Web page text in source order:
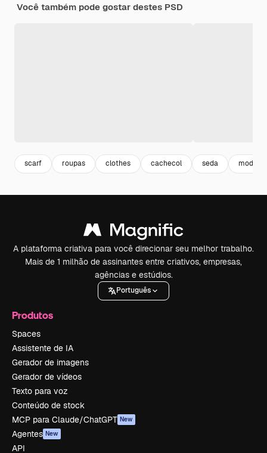
Você também pode gostar destes PSD
scarf roupas clothes cachecol seda moda
A plataforma criativa para você direcionar seu melhor trabalho.
Mais de 1 milhão de assinantes entre criativos, empresas,
agências e estúdios.
Português
Produtos
Spaces
Assistente de IA
Gerador de imagens
Gerador de vídeos
Texto para voz
Conteúdo de stock
MCP para Claude/ChatGPT New
Agentes New
API